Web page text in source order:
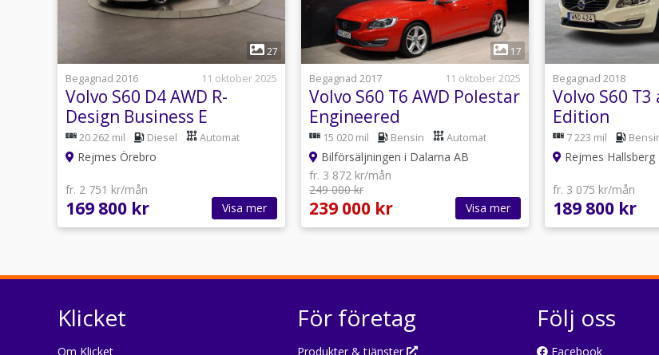
27
Begagnad 2016
11 oktober 2025
Volvo S60 D4 AWD R-
Design Business E
20 262 mil Diesel Automat
Rejmes Örebro
fr. 2 751 kr/mån
169 800 kr Visa mer
1
17
Begagnad 2017
11 oktober 2025
Volvo S60 T6 AWD Polestar
Engineered
Värmare/Dragkrok/V-hjul
15 020 mil Bensin Automat
Bilförsäljningen i Dalarna AB
fr. 3 872 kr/mån
249 000 kr
239 000 kr Visa mer
1
Begagnad 2018
Volvo S60
Edition
7 223 mil
Rejmes Hallsberg
fr. 3 075 kr/mån
189 800 kr
Klicket
Om Klicket
För företag
Produkter & tjänster
Följ oss
Facebook